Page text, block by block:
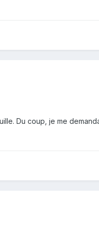
Du coup, je me